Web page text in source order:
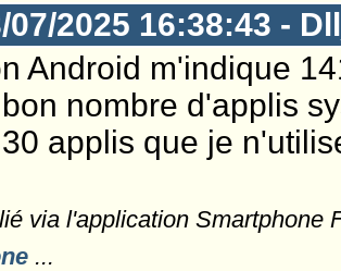
07/2025 16:38:43 -
Android m'indique
nombre d'applis
applis que je
via l'application Smartphone
...